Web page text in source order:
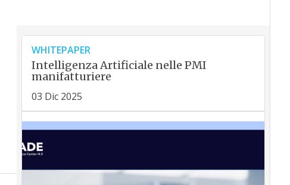
WHITEPAPER
Intelligenza Artificiale nelle PMI
manifatturiere
03 Dic 2025